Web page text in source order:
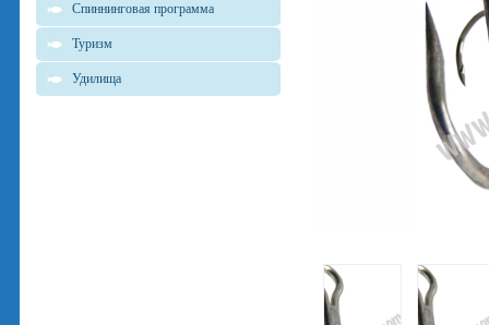
Спиннинговая программа
Туризм
Удилища